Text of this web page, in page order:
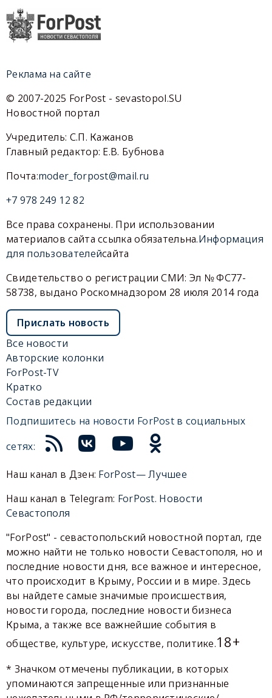
Реклама на сайте
© 2007-2025 ForPost - sevastopol.SU
Новостной портал
Учредитель: С.П. Кажанов
Главный редактор: Е.В. Бубнова
Почта:moder_forpost@mail.ru
+7 978 249 12 82
Все права сохранены. При использовании
материалов сайта ссылка обязательна.Информация
для пользователейсайта
Свидетельство о регистрации СМИ: Эл № ФС77-
58738, выдано Роскомнадзором 28 июля 2014 года
Прислать новость
Все новости
Авторские колонки
ForPost-TV
Кратко
Состав редакции
Подпишитесь на новости ForPost в социальных
сетях:
Наш канал в Дзен: ForPost— Лучшее
Наш канал в Telegram: ForPost. Новости
Севастополя
"ForPost" - севастопольский новостной портал, где
можно найти не только новости Севастополя, но и
последние новости дня, все важное и интересное,
что происходит в Крыму, России и в мире. Здесь
вы найдете самые значимые происшествия,
новости города, последние новости бизнеса
Крыма, а также все важнейшие события в
обществе, культуре, искусстве, политике.18+
* Значком отмечены публикации, в которых
упоминаются запрещенные или признанные